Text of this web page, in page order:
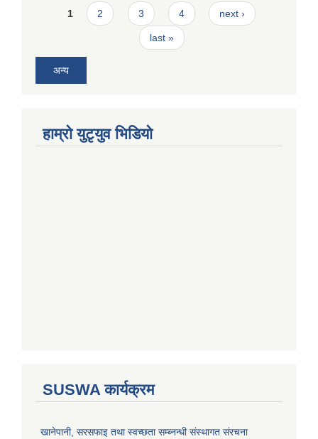
Pages
1 2 3 4 next ›
last »
अन्य
हाम्राे युटृयुव भिडियाे
SUSWA कार्यक्रम
खानेपानी, सरसफाइ तथा स्वच्छता सम्ब्नन्धी संस्थागत संरचना